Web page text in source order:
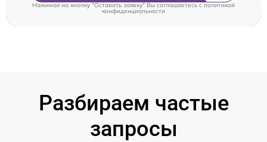
Нажимая на кнопку "Оставить заявку" Вы соглашаетесь cполитикой
конфиденциальности
Разбираем частые
запросы